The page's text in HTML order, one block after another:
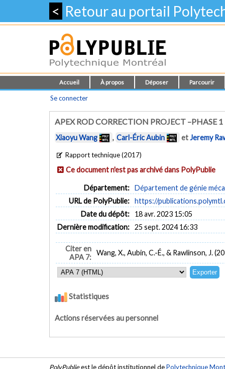
< Retour au portail
Accueil À propos Déposer Parcourir
Se connecter
APEX ROD CORRECTION PROJECT –PHASE 1
Xiaoyu Wang , Carl-Éric Aubin etJeremy
Rapport technique (2017)
Ce document n'est pas archivé dans PolyPublie
Département: Département de génie
URL de PolyPublie: https://
Date du dépôt:
18 avr. 2023 15:05
Dernière modification: 25 sept. 2024 16:33
Citer en
APA 7:
Wang, X., Aubin, C.-É., & Rawlinson, J.
Statistiques
Actions réservées au personnel
PolyPublieest le dépôt institutionnel dePolytechnique